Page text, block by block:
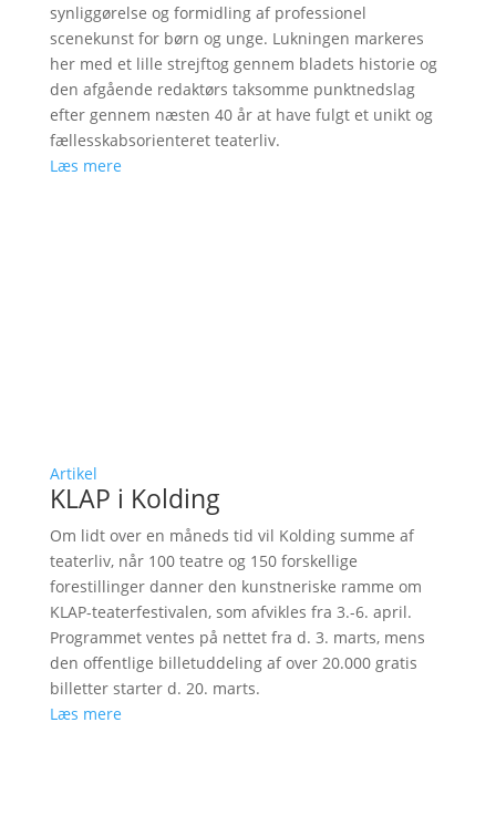
synliggørelse og formidling af professionel
scenekunst for børn og unge. Lukningen markeres
her med et lille strejftog gennem bladets historie og
den afgående redaktørs taksomme punktnedslag
efter gennem næsten 40 år at have fulgt et unikt og
fællesskabsorienteret teaterliv.
Læs mere
Artikel
KLAP i Kolding
Om lidt over en måneds tid vil Kolding summe af
teaterliv, når 100 teatre og 150 forskellige
forestillinger danner den kunstneriske ramme om
KLAP-teaterfestivalen, som afvikles fra 3.-6. april.
Programmet ventes på nettet fra d. 3. marts, mens
den offentlige billetuddeling af over 20.000 gratis
billetter starter d. 20. marts.
Læs mere